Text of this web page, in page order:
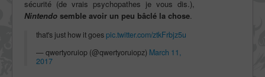
sécurité (de vrais psychopathes je vous dis.),
Nintendo semble avoir un peu bâclé la chose.
that's just how it goespic.twitter.com/ztkFrbjz5u
— qwertyoruiop (@qwertyoruiopz) March 11,
2017